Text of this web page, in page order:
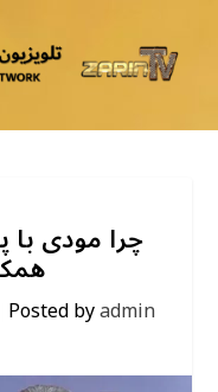
چرا مودی
Posted byadmin